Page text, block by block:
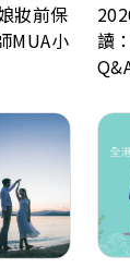
妝前保
MUA小
讀